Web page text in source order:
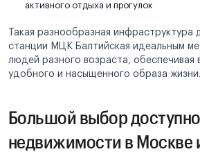
активного отдыха и прогулок
Такая разнообразная инфраструктура
станции МЦК Балтийская идеальным
людей разного возраста, обеспечивая
удобного и насыщенного образа жизни.
Большой выбор
недвижимости в Москве